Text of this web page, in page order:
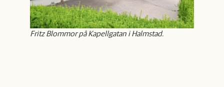
Fritz Blommor på Kapellgatan i Halmstad.